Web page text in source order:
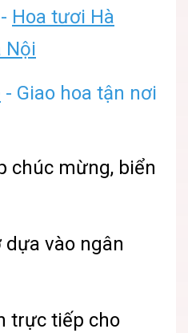
- Hoa tươi Hà
Nội
- Giao hoa tận nơi
chúc mừng, biển
vào ngân
trực tiếp cho